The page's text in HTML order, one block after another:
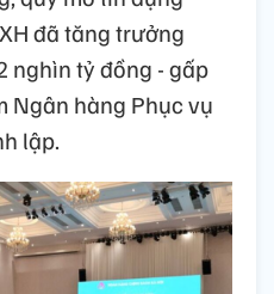
đã tăng trưởng
nghìn tỷ đồng - gấp
Ngân hàng Phục vụ
lập.